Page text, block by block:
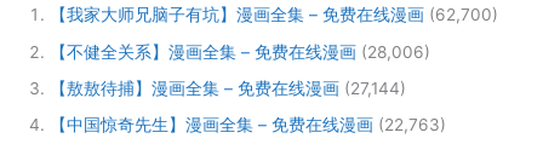
【我家大师兄脑子有坑】漫画全集 – 免费在线漫画 (62,700)
【不健全关系】漫画全集 – 免费在线漫画 (28,006)
【敖敖待捕】漫画全集 – 免费在线漫画 (27,144)
【中国惊奇先生】漫画全集 – 免费在线漫画 (22,763)